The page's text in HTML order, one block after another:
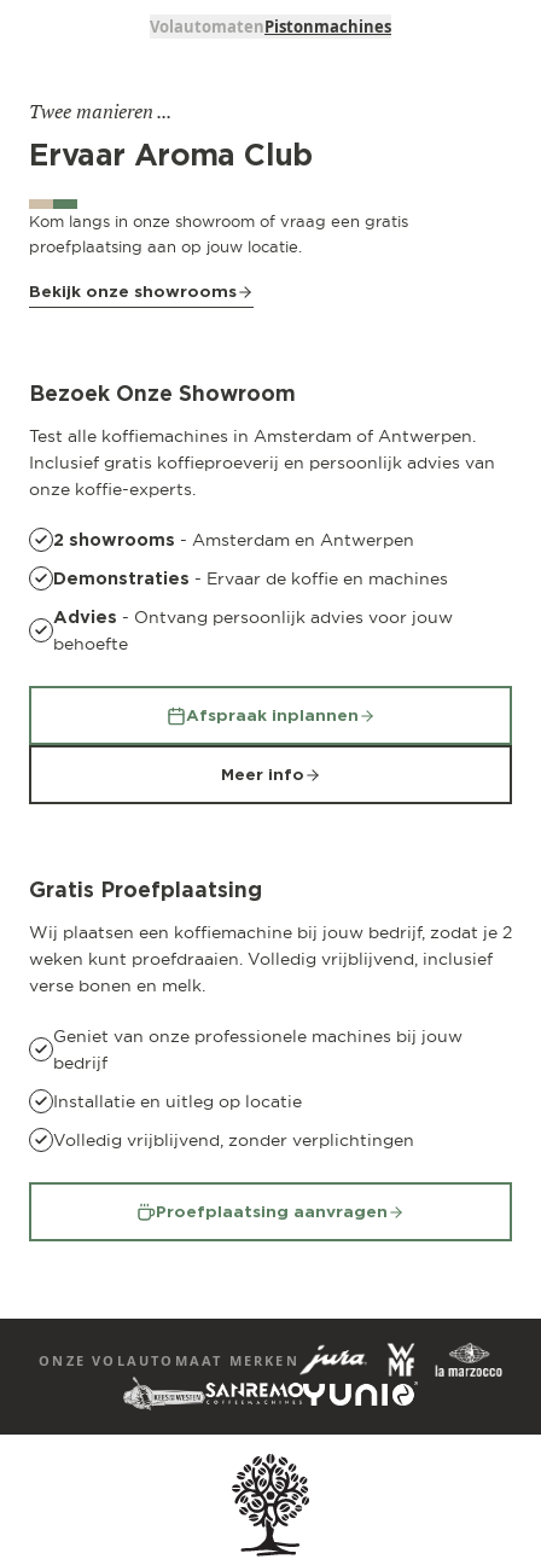
VolautomatenPistonmachines
Twee manieren ...
Ervaar Aroma Club
Kom langs in onze showroom of vraag een gratis
proefplaatsing aan op jouw locatie.
Bekijk onze showrooms
Amsterdam
Bezoek Onze Showroom
Test alle koffiemachines in Amsterdam of Antwerpen.
Inclusief gratis koffieproeverij en persoonlijk advies van
onze koffie-experts.
2 showrooms - Amsterdam en Antwerpen
Demonstraties - Ervaar de koffie en machines
Advies - Ontvang persoonlijk advies voor jouw
behoefte
Afspraak inplannen
Meer info
Gratis Proefplaatsing
Wij plaatsen een koffiemachine bij jouw bedrijf, zodat je 2
weken kunt proefdraaien. Volledig vrijblijvend, inclusief
verse bonen en melk.
Geniet van onze professionele machines bij jouw
bedrijf
Installatie en uitleg op locatie
Volledig vrijblijvend, zonder verplichtingen
Proefplaatsing aanvragen
ONZE VOLAUTOMAAT MERKEN